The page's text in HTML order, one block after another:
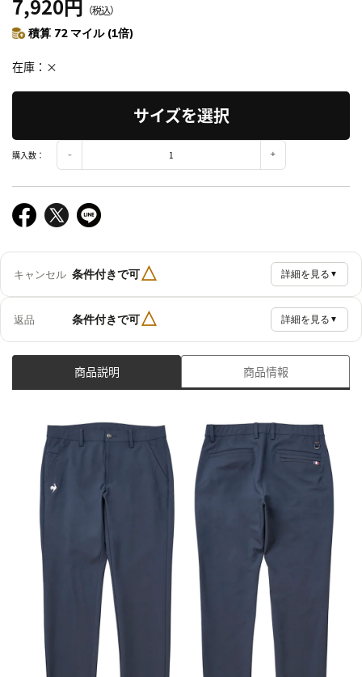
7,920円 （税込）
積算 72 マイル (1倍)
在庫 ×
サイズを選択
購入数：
キャンセル 条件付きで可△ 詳細を見る ▼
返品 条件付きで可△ 詳細を見る ▼
商品説明 商品情報